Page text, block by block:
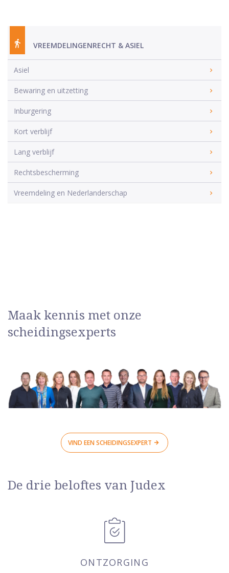
VREEMDELINGENRECHT & ASIEL
Asiel
Bewaring en uitzetting
Inburgering
Kort verblijf
Lang verblijf
Rechtsbescherming
Vreemdeling en Nederlanderschap
Maak kennis met onze
scheidingsexperts
VIND EEN SCHEIDINGSEXPERT
De drie beloftes van Judex
ONTZORGING